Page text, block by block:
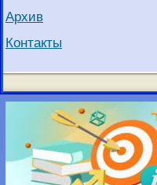
Архив
Контакты